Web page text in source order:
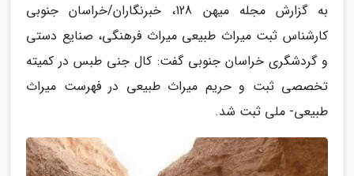
به گزارش مجله میهن 128، خبرنگاران/خراسان جنوبی
کارشناس ثبت میراث طبیعی میراث فرهنگی، صنایع دستی
و گردشگری خراسان جنوبی گفت: کال جنی طبس در کمیته
تخصصی ثبت و حریم میراث طبیعی در فهرست میراث
طبیعی- ملی ثبت شد.